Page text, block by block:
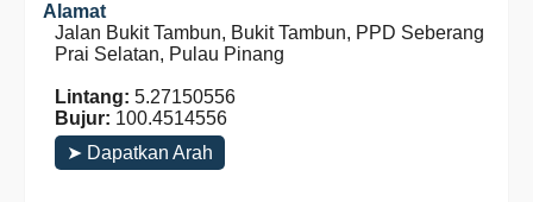
Alamat
Jalan Bukit Tambun, Bukit Tambun, PPD Seberang
Prai Selatan, Pulau Pinang
Lintang: 5.27150556
Bujur: 100.4514556
➤ Dapatkan Arah